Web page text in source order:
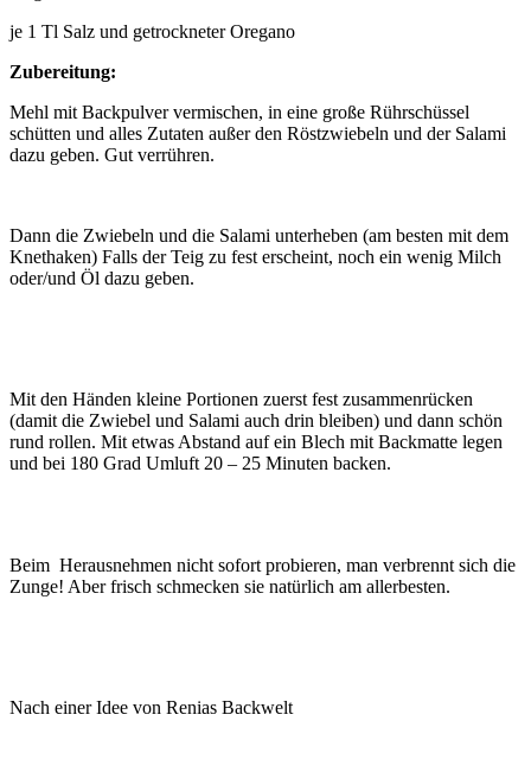
je 1 Tl Salz und getrockneter Oregano
Zubereitung:
Mehl mit Backpulver vermischen, in eine große Rührschüssel
schütten und alles Zutaten außer den Röstzwiebeln und der Salami
dazu geben. Gut verrühren.
Dann die Zwiebeln und die Salami unterheben (am besten mit dem
Knethaken) Falls der Teig zu fest erscheint, noch ein wenig Milch
oder/und Öl dazu geben.
Mit den Händen kleine Portionen zuerst fest zusammenrücken
(damit die Zwiebel und Salami auch drin bleiben) und dann schön
rund rollen. Mit etwas Abstand auf ein Blech mit Backmatte legen
und bei 180 Grad Umluft 20 – 25 Minuten backen.
Beim Herausnehmen nicht sofort probieren, man verbrennt sich die
Zunge! Aber frisch schmecken sie natürlich am allerbesten.
Nach einer Idee von Renias Backwelt